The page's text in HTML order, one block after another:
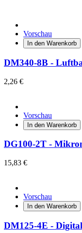
Vorschau
In den Warenkorb
DM340-8B -
2,26 €
Vorschau
In den Warenkorb
DG100-2T -
15,83 €
Vorschau
In den Warenkorb
DM125-4E -